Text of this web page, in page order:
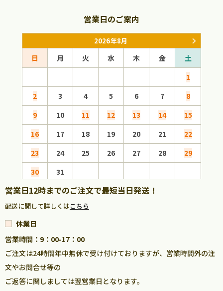
営業日のご案内
2026年8月
日 月 火 水 木 金
土
1
2
3 4 5 6 7
8
9
10 11 12 13 14
15
16
17 18 19 20 21
22
23
24 25 26 27 28
29
30
31
営業日12時までのご注文で最短当日発送！
配送に関して詳しくはこちら
休業日
営業時間：9：00-17：00
ご注文は24時間年中無休で受け付けておりますが、営業時間外の注
文やお問合せ等の
ご返答に関しましては翌営業日となります。